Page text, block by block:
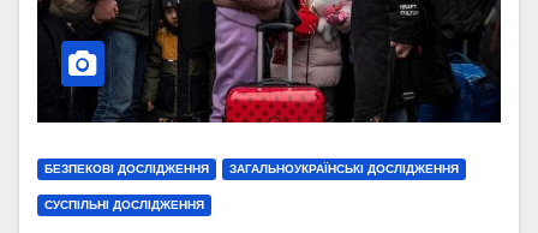
БЕЗПЕКОВІ ДОСЛІДЖЕННЯ ЗАГАЛЬНОУКРАЇНСЬКІ ДОСЛІДЖЕННЯ
СУСПІЛЬНІ ДОСЛІДЖЕННЯ